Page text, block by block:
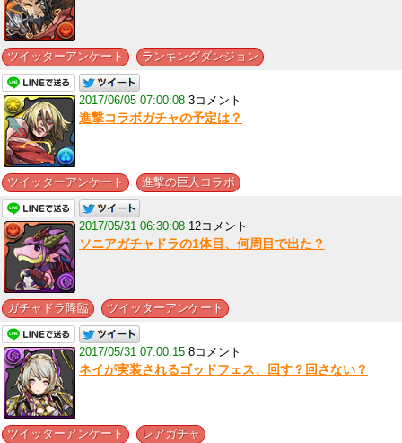
ツイッターアンケート ランキングダンジョン
2017/06/05 07:00:08 3コメント
進撃コラボガチャの予定は？
ツイッターアンケート 進撃の巨人コラボ
2017/05/31 06:30:08 12コメント
ソニアガチャドラの1体目、何周目で出た？
ガチャドラ降臨 ツイッターアンケート
2017/05/31 07:00:15 8コメント
ネイが実装されるゴッドフェス、回す？回さない？
ツイッターアンケート レアガチャ